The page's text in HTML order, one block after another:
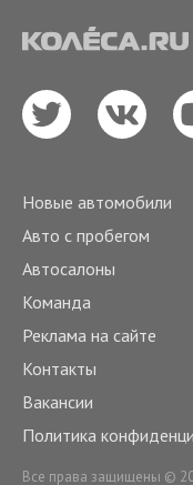
Новые автомобили
Авто с пробегом
Автосалоны
Команда
Реклама на сайте
Контакты
Вакансии
Политика
Все права защищены ©